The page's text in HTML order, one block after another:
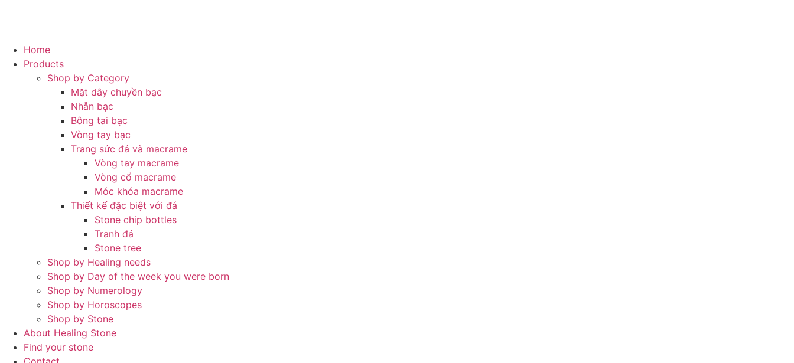
Home
Products
Shop by Category
Mặt dây chuyền bạc
Nhẫn bạc
Bông tai bạc
Vòng tay bạc
Trang sức đá và macrame
Vòng tay macrame
Vòng cổ macrame
Móc khóa macrame
Thiết kế đặc biệt với đá
Stone chip bottles
Tranh đá
Stone tree
Shop by Healing needs
Shop by Day of the week you were born
Shop by Numerology
Shop by Horoscopes
Shop by Stone
About Healing Stone
Find your stone